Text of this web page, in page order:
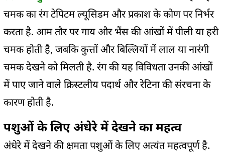
चमक का रंग टेपिटम ल्यूसिडम और प्रकाश के कोण पर निर्भर
करता है. आम तौर पर गाय और भैंस की आंखों में पीली या हरी
चमक होती है, जबकि कुत्तों और बिल्लियों में लाल या नारंगी
चमक देखने को मिलती है. रंग की यह विविधता उनकी आंखों
में पाए जाने वाले क्रिस्टलीय पदार्थ और रेटिना की संरचना के
कारण होती है.
पशुओं के लिए अंधेरे में देखने का महत्व
अंधेरे में देखने की क्षमता पशुओं के लिए अत्यंत महत्वपूर्ण है.